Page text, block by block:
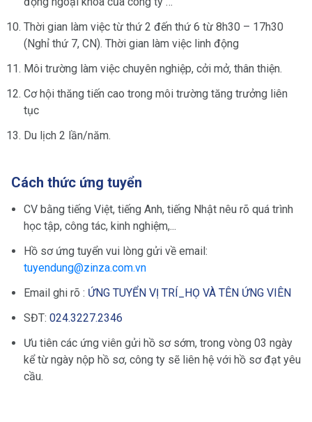
Thời gian làm việc từ thứ 2 đến thứ 6 từ 8h30 – 17h30
(Nghỉ thứ 7, CN). Thời gian làm việc linh động
Môi trường làm việc chuyên nghiệp, cởi mở, thân thiện.
Cơ hội thăng tiến cao trong môi trường tăng trưởng liên
tục
Du lịch 2 lần/năm.
Cách thức ứng tuyển
CV bằng tiếng Việt, tiếng Anh, tiếng Nhật nêu rõ quá trình
học tập, công tác, kinh nghiệm,...
Hồ sơ ứng tuyển vui lòng gửi về email:
tuyendung@zinza.com.vn
Email ghi rõ : ỨNG TUYỂN VỊ TRÍ_HỌ VÀ TÊN ỨNG VIÊN
SĐT: 024.3227.2346
Ưu tiên các ứng viên gửi hồ sơ sớm, trong vòng 03 ngày
kể từ ngày nộp hồ sơ, công ty sẽ liên hệ với hồ sơ đạt yêu
cầu.